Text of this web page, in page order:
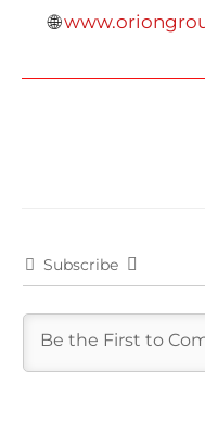
🌐
Subscribe